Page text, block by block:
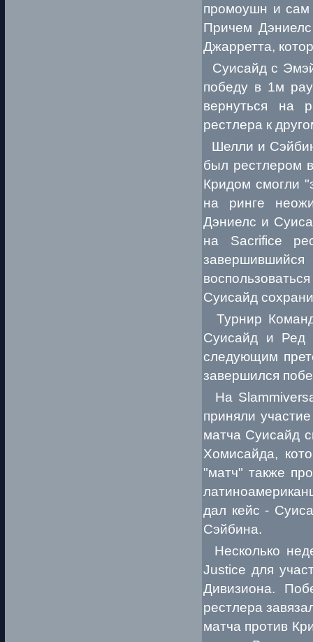
промоушн и сам
Причем
Джарретта,
Суисайд с
победу в 1м
вернуться на
рестлера к
Шелли и
был рестлером
Кридом смогли
на ринге
Дэниелс и
на Sacrifice
Суисайд
Турнир
Суисайд и Ред
следующим
завершился
На
приняли
матча Суисайд
Хомисайда,
"матч" также
дал кейс -
Сэйбина.
Несколько
Justice для
Дивизиона.
рестлера
матча против